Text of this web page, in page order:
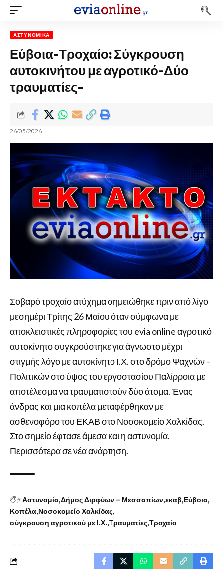
ΑΣΤΥΝΟΜΙΚΆ
Εύβοια-Τροχαίο: Σύγκρουση
αυτοκινήτου με αγροτικό-Δύο
τραυματίες-
26/05/2026
Σοβαρό τροχαίο ατύχημα σημειώθηκε πριν από λίγο
μεσημέρι Τρίτης 26 Μαίου όταν σύμφωνα με
αποκλειστικές πληροφορίες του evia online αγροτικό
αυτοκίνητο συγκρούστηκε για άγνωστο μέχρι
στιγμής λόγο με αυτοκίνητο Ι.Χ. στο δρόμο Ψαχνών –
Πολιτικών στο ύψος του εργοστασίου Παλίρροια με
αποτέλεσμα να τραυματιστούν δύο άτομα. Ένας
άνδρας και μια κοπέλα μεταφέρθηκαν με
ασθενοφόρο του ΕΚΑΒ στο Νοσοκομείο Χαλκίδας.
Στο σημείο έφτασε άμεσα και η αστυνομία.
Περισσότερα σε νέα ανάρτηση.
#Αστυνομία Δήμος Διρφύων – Μεσσαπίων εκαβ Εύβοια
Κοπέλα Νοσοκομείο Χαλκίδας
σύγκρουση αγροτικού με Ι.Χ. Τραυματίες Τροχαίο